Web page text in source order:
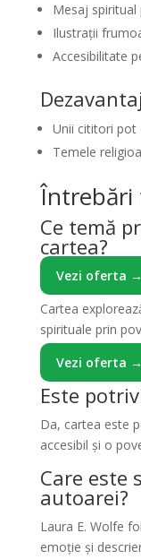
Mesaj spiritual
Ilustrații
Accesibilitate
Unii cititori pot
Temele
Întrebări
Ce temă
cartea?
Vezi oferta →
Cartea
spirituale prin
Vezi oferta →
Este
Da, cartea este
accesibil și o
Care este
autoarei?
Laura E. Wolfe
emoție și